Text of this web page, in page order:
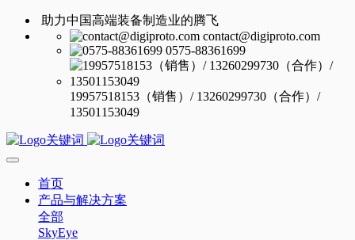
助力中国高端装备制造业的腾飞
contact@digiproto.com
0575-88361699
19957518153（销售）/ 13260299730（合作）/
13501153049
首页
产品与解决方案
全部
SkyEye